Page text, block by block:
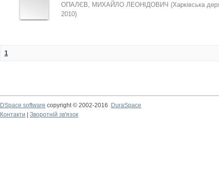
ОПАЛЄВ, МИХАЙЛО ЛЕОНІДОВИЧ (Харківська
2010)
1
DSpace software copyright © 2002-2016
DuraSpace
Контакти
Зворотній зв'язок